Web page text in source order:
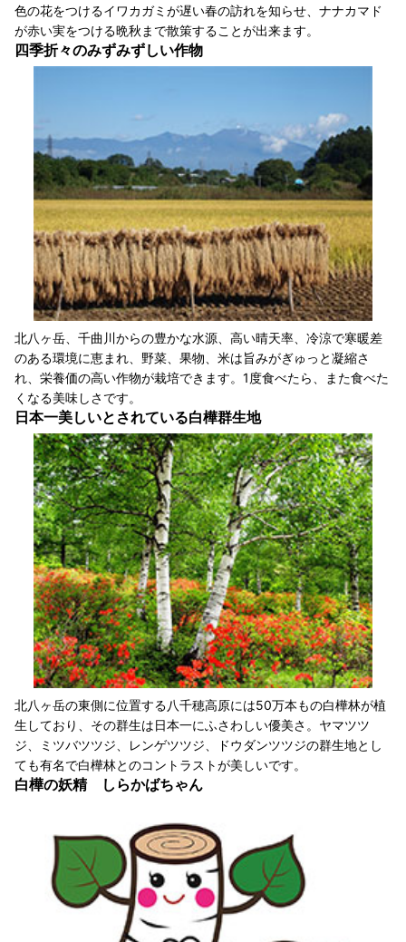
色の花をつけるイワカガミが遅い春の訪れを知らせ、ナナカマド
が赤い実をつける晩秋まで散策することが出来ます。
四季折々のみずみずしい作物
北八ヶ岳、千曲川からの豊かな水源、高い晴天率、冷涼で寒暖差
のある環境に恵まれ、野菜、果物、米は旨みがぎゅっと凝縮さ
れ、栄養価の高い作物が栽培できます。1度食べたら、また食べた
くなる美味しさです。
日本一美しいとされている白樺群生地
北八ヶ岳の東側に位置する八千穂高原には50万本もの白樺林が植
生しており、その群生は日本一にふさわしい優美さ。ヤマツツ
ジ、ミツバツツジ、レンゲツツジ、ドウダンツツジの群生地とし
ても有名で白樺林とのコントラストが美しいです。
白樺の妖精 しらかばちゃん